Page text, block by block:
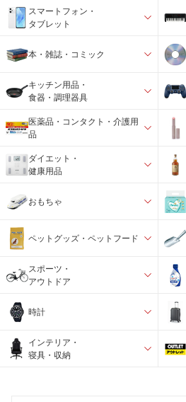
スマートフォン・
タブレット
本・雑誌・コミック
キッチン用品・
食器・調理器具
医薬品・コンタクト・介護用
品
ダイエット・
健康用品
おもちゃ
ペットグッズ・ペットフード
スポーツ・
アウトドア
時計
インテリア・
寝具・収納